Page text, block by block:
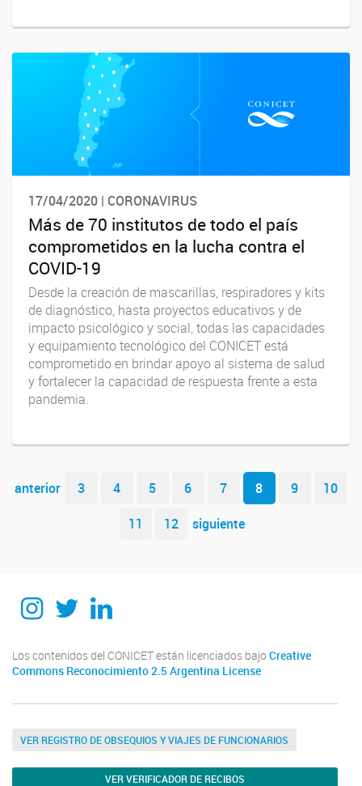
17/04/2020 | CORONAVIRUS
Más de 70 institutos de todo el país
comprometidos en la lucha contra el
COVID-19
Desde la creación de mascarillas, respiradores y kits
de diagnóstico, hasta proyectos educativos y de
impacto psicológico y social, todas las capacidades
y equipamiento tecnológico del CONICET está
comprometido en brindar apoyo al sistema de salud
y fortalecer la capacidad de respuesta frente a esta
pandemia.
Navegador de artículos
anterior 3 4 5 6 7 8 9
10
11
12 siguiente
Instagram
TwitterLinkedin
Los contenidos del CONICET están licenciados bajo Creative
Commons Reconocimiento 2.5 Argentina License
VER REGISTRO DE OBSEQUIOS Y VIAJES DE FUNCIONARIOS
VER VERIFICADOR DE RECIBOS